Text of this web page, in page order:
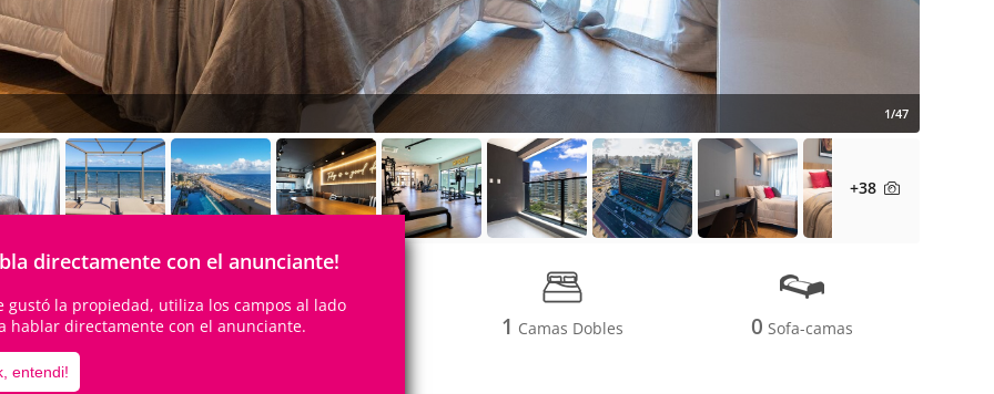
directamente con el anunciante!
gustó la propiedad, utiliza los campos al lado
hablar directamente con el anunciante.
entendi!
1/47
+38
2Personas 1Cuartos 1 Camas Dobles 0 Sofa-camas